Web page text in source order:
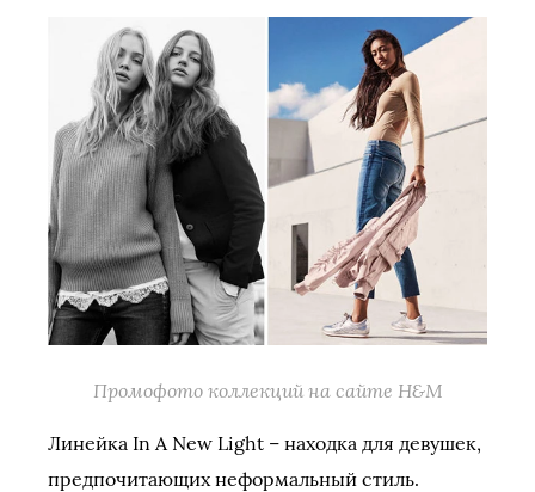
Промофото коллекций на сайте H&M
Линейка In A New Light – находка для девушек,
предпочитающих неформальный стиль.